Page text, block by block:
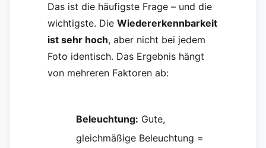
Das ist die häufigste Frage – und die
wichtigste. Die Wiedererkennbarkeit
ist sehr hoch, aber nicht bei jedem
Foto identisch. Das Ergebnis hängt
von mehreren Faktoren ab:
Beleuchtung: Gute,
gleichmäßige Beleuchtung =